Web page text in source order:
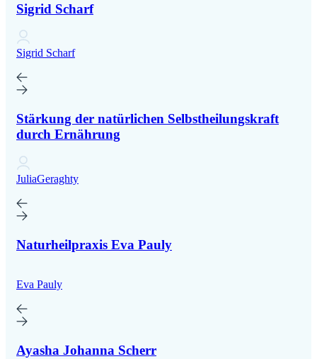
Sigrid Scharf
Sigrid Scharf
Stärkung der natürlichen Selbstheilungskraft
durch Ernährung
JuliaGeraghty
Naturheilpraxis Eva Pauly
Eva Pauly
Ayasha Johanna Scherr